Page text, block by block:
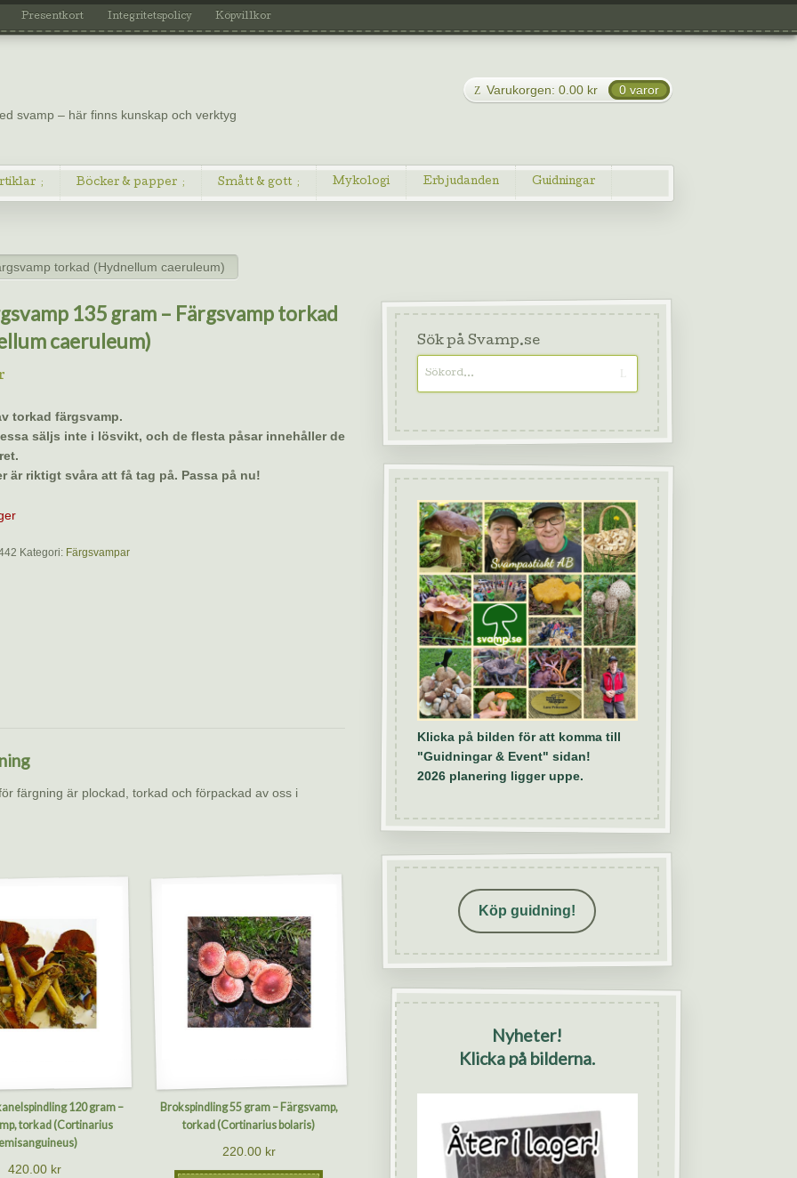
Presentkort Integritetspolicy Köpvillkor
svamp – här finns kunskap och verktyg
Varukorgen: 0.00 kr 0 varor
Böcker & papper Smått & gott Mykologi Erbjudanden Guidningar
torkad (Hydnellum caeruleum)
135 gram – Färgsvamp torkad
caeruleum)
torkad färgsvamp.
säljs inte i lösvikt, och de flesta påsar innehåller de
är riktigt svåra att få tag på. Passa på nu!
Kategori: Färgsvampar
färgning är plockad, torkad och förpackad av oss i
120 gram –
torkad (Cortinarius
420.00 kr
Brokspindling 55 gram – Färgsvamp,
torkad (Cortinarius bolaris)
220.00 kr
Sök på Svamp.se
Klicka på bilden för att komma till
"Guidningar & Event" sidan!
2026 planering ligger uppe.
Köp guidning!
Nyheter!
Klicka på bilderna.